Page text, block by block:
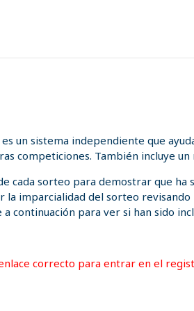
un sistema independiente que
competiciones. También incluye
cada sorteo para demostrar que
la imparcialidad del sorteo
continuación para ver si han sido
correcto para entrar en el